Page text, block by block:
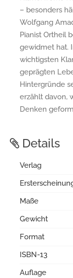
– besonders
Wolfgang
Pianist Ortheil
gewidmet hat.
wichtigsten
geprägten
Hintergründe
erzählt davon,
Denken
Details
Verlag
Maße
Gewicht
Format
ISBN-13
Auflage